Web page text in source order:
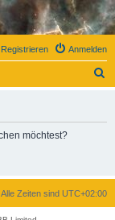
Anmelden
Registrieren
möchtest?
Alle Zeiten sind UTC+02:00